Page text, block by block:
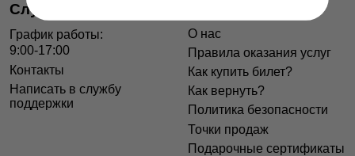
Служба поддержки
График работы:
9:00-17:00
Контакты
Написать в службу
поддержки
О нас
Правила оказания услуг
Как купить билет?
Как вернуть?
Политика безопасности
Точки продаж
Подарочные сертификаты